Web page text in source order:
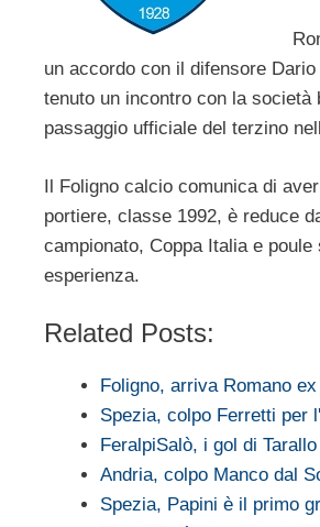
un accordo con il difensore
tenuto un incontro con la
passaggio ufficiale del terzino
Il Foligno calcio comunica di
portiere, classe 1992, è reduce
campionato, Coppa Italia e
esperienza.
Related Posts:
Foligno, arriva Romano
Spezia, colpo Ferretti per
FeralpiSalò, i gol di
Andria, colpo Manco dal
Spezia, Papini è il primo